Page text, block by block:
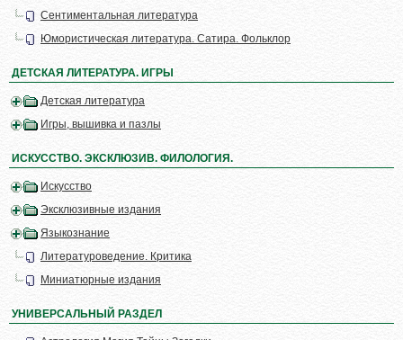
Сентиментальная литература
Юмористическая литература. Сатира. Фольклор
ДЕТСКАЯ ЛИТЕРАТУРА. ИГРЫ
Детская литература
Игры, вышивка и пазлы
ИСКУССТВО. ЭКСКЛЮЗИВ. ФИЛОЛОГИЯ.
Искусство
Эксклюзивные издания
Языкознание
Литературоведение. Критика
Миниатюрные издания
УНИВЕРСАЛЬНЫЙ РАЗДЕЛ